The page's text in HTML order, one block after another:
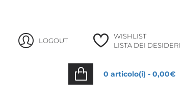
LOGOUT
WISHLIST
LISTA DEI DESIDERI
0 articolo(i) - 0,00€